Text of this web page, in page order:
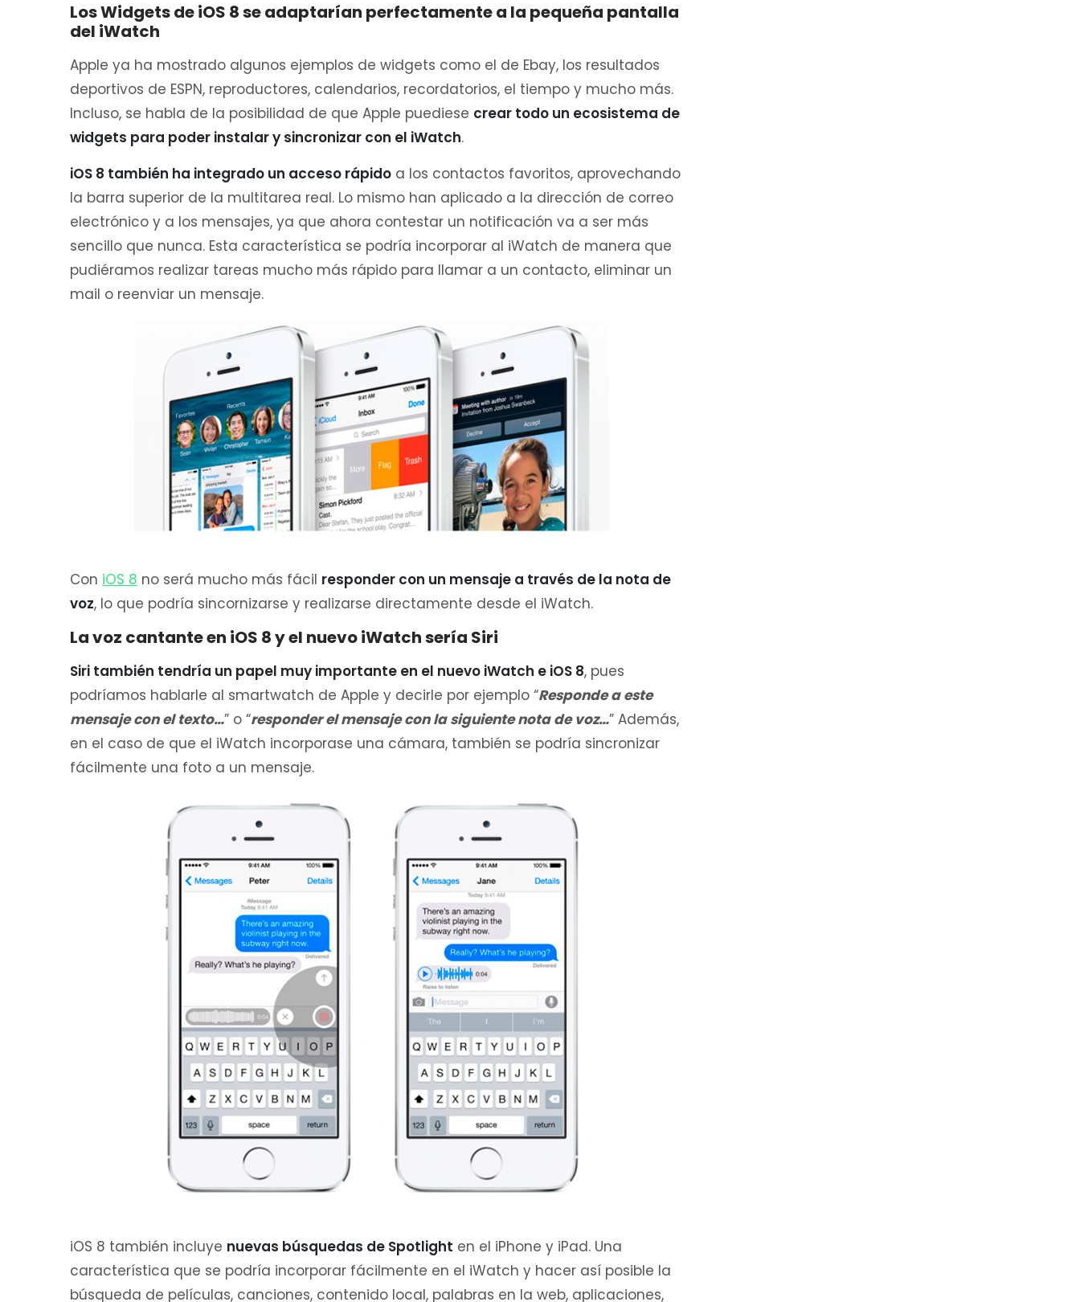
Los Widgets de iOS 8 se adaptarían perfectamente a la pequeña pantalla
del iWatch
Apple ya ha mostrado algunos ejemplos de widgets como el de Ebay, los resultados
deportivos de ESPN, reproductores, calendarios, recordatorios, el tiempo y mucho más.
Incluso, se habla de la posibilidad de que Apple puediese crear todo un ecosistema de
widgets para poder instalar y sincronizar con el iWatch.
iOS 8 también ha integrado un acceso rápido a los contactos favoritos, aprovechando
la barra superior de la multitarea real. Lo mismo han aplicado a la dirección de correo
electrónico y a los mensajes, ya que ahora contestar un notificación va a ser más
sencillo que nunca. Esta característica se podría incorporar al iWatch de manera que
pudiéramos realizar tareas mucho más rápido para llamar a un contacto, eliminar un
mail o reenviar un mensaje.
Con iOS 8 no será mucho más fácil responder con un mensaje a través de la nota de
voz, lo que podría sincornizarse y realizarse directamente desde el iWatch.
La voz cantante en iOS 8 y el nuevo iWatch sería Siri
Siri también tendría un papel muy importante en el nuevo iWatch e iOS 8, pues
podríamos hablarle al smartwatch de Apple y decirle por ejemplo “Responde a este
mensaje con el texto…” o “responder el mensaje con la siguiente nota de voz…” Además,
en el caso de que el iWatch incorporase una cámara, también se podría sincronizar
fácilmente una foto a un mensaje.
iOS 8 también incluye nuevas búsquedas de Spotlight en el iPhone y iPad. Una
característica que se podría incorporar fácilmente en el iWatch y hacer así posible la
búsqueda de películas, canciones, contenido local, palabras en la web, aplicaciones,